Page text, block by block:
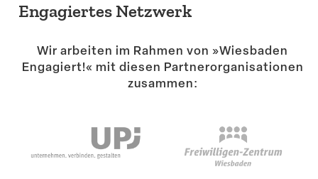
Engagiertes Netzwerk
Wir arbeiten im Rahmen von »Wiesbaden
Engagiert!« mit diesen Partner­or­ga­ni­sa­tionen
zusammen: